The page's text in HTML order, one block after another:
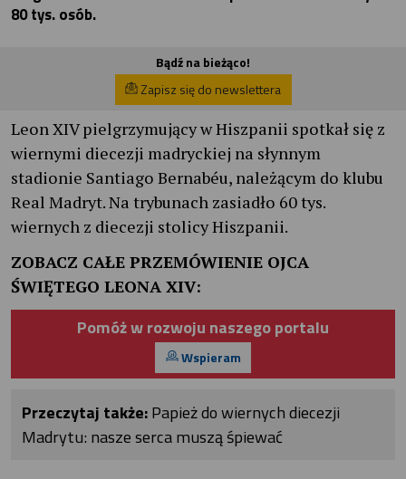
80 tys. osób.
Bądź na bieżąco!
Zapisz się do newslettera
Leon XIV pielgrzymujący w Hiszpanii spotkał się z
wiernymi diecezji madryckiej na słynnym
stadionie Santiago Bernabéu, należącym do klubu
Real Madryt. Na trybunach zasiadło 60 tys.
wiernych z diecezji stolicy Hiszpanii.
ZOBACZ CAŁE PRZEMÓWIENIE OJCA
ŚWIĘTEGO LEONA XIV:
Pomóż w rozwoju naszego portalu
Wspieram
Przeczytaj także:Papież do wiernych diecezji
Madrytu: nasze serca muszą śpiewać